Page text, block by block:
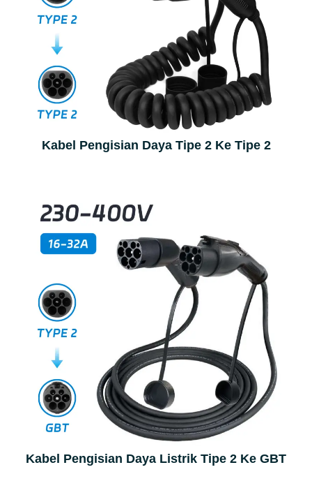
Kabel Pengisian Daya Tipe 2 Ke Tipe 2
Kabel Pengisian Daya Listrik Tipe 2 Ke GBT